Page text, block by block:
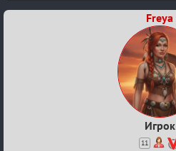
Freya
Игрок
11